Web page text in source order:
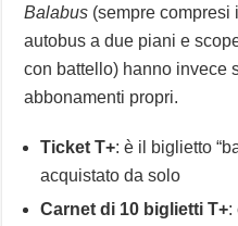
Balabus (sempre compresi
autobus a due piani e
con battello) hanno invece
abbonamenti propri.
Ticket T+: è il biglietto
acquistato da solo
Carnet di 10 biglietti T+: